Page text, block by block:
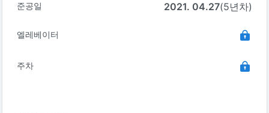
준공일 2021. 04.27(5년차)
엘레베이터
주차